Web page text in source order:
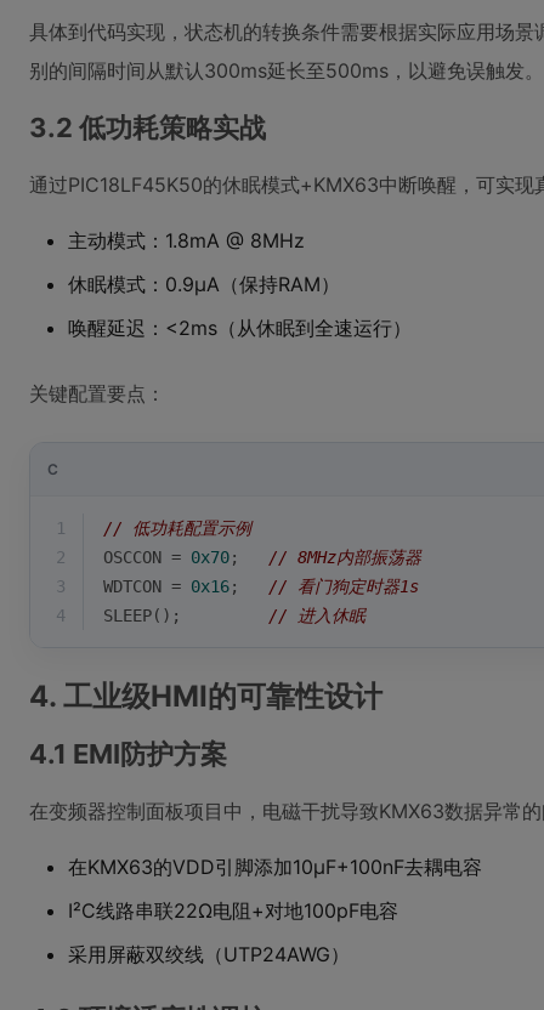
具体到代码实现，状态机的转换条件需要根据实际应用场
别的间隔时间从默认300ms延长至500ms，以避免误触发。
3.2 低功耗策略实战
通过PIC18LF45K50的休眠模式+KMX63中断唤醒，可实
主动模式：1.8mA @ 8MHz
休眠模式：0.9μA（保持RAM）
唤醒延迟：<2ms（从休眠到全速运行）
关键配置要点：
C
1
// 低功耗配置示例
2
OSCCON = 0x70; // 8MHz内部振荡器
3
WDTCON = 0x16; // 看门狗定时器1s
4
SLEEP(); // 进入休眠
4. 工业级HMI的可靠性设计
4.1 EMI防护方案
在变频器控制面板项目中，电磁干扰导致KMX63数据异常
在KMX63的VDD引脚添加10μF+100nF去耦电容
I²C线路串联22Ω电阻+对地100pF电容
采用屏蔽双绞线（UTP24AWG）